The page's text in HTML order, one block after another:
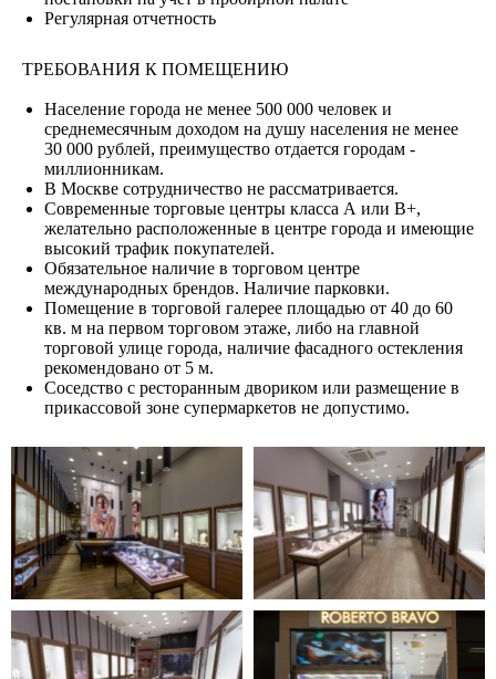
Регулярная отчетность
ТРЕБОВАНИЯ К ПОМЕЩЕНИЮ
Население города не менее 500 000 человек и
среднемесячным доходом на душу населения не менее
30 000 рублей, преимущество отдается городам -
миллионникам.
В Москве сотрудничество не рассматривается.
Современные торговые центры класса А или В+,
желательно расположенные в центре города и имеющие
высокий трафик покупателей.
Обязательное наличие в торговом центре
международных брендов. Наличие парковки.
Помещение в торговой галерее площадью от 40 до 60
кв. м на первом торговом этаже, либо на главной
торговой улице города, наличие фасадного остекления
рекомендовано от 5 м.
Соседство с ресторанным двориком или размещение в
прикассовой зоне супермаркетов не допустимо.